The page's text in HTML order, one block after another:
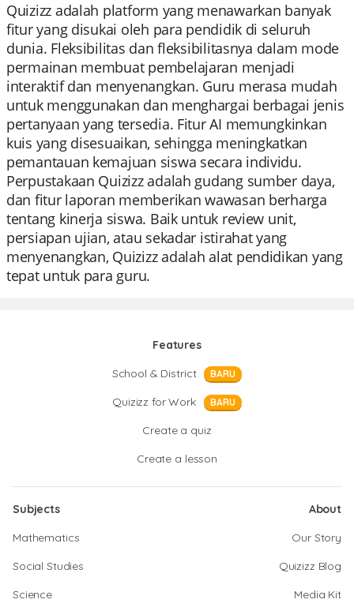
Quizizz adalah platform yang menawarkan banyak
fitur yang disukai oleh para pendidik di seluruh
dunia. Fleksibilitas dan fleksibilitasnya dalam mode
permainan membuat pembelajaran menjadi
interaktif dan menyenangkan. Guru merasa mudah
untuk menggunakan dan menghargai berbagai jenis
pertanyaan yang tersedia. Fitur AI memungkinkan
kuis yang disesuaikan, sehingga meningkatkan
pemantauan kemajuan siswa secara individu.
Perpustakaan Quizizz adalah gudang sumber daya,
dan fitur laporan memberikan wawasan berharga
tentang kinerja siswa. Baik untuk review unit,
persiapan ujian, atau sekadar istirahat yang
menyenangkan, Quizizz adalah alat pendidikan yang
tepat untuk para guru.
Features
School & District
BARU
Quizizz for Work BARU
Create a quiz
Create a lesson
Subjects
Mathematics
Social Studies
Science
About
Our Story
Quizizz Blog
Media Kit